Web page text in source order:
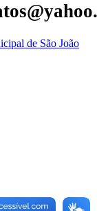
de São João